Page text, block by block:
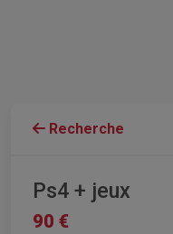
Recherche
Ps4 + jeux
90 €